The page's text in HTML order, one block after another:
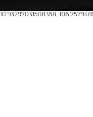
10.93297031508358,